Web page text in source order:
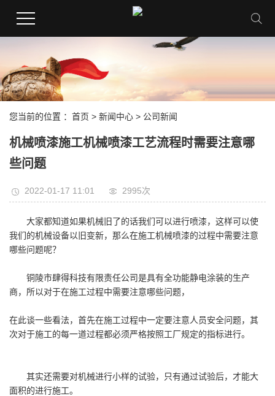
您当前的位置 ： 首页 > 新闻中心 > 公司新闻
机械喷漆施工机械喷漆工艺流程时需要注意哪
些问题
2022-01-17 11:01 2995次
大家都知道如果机械旧了的话我们可以进行喷漆，这样可以使
我们的机械设备以旧变新，那么在施工机械喷漆的过程中需要注意
哪些问题呢？
铜陵市肆得科技有限责任公司是具有全功能静电涂装的生产
商，所以对于在施工过程中需要注意哪些问题，
在此谈一些看法，首先在施工过程中一定要注意人员安全问题，其
次对于施工的每一道过程都必须严格按照工厂规定的指标进行。
其实还需要对机械进行小样的试验，只有通过试验后，才能大
面积的进行施工。